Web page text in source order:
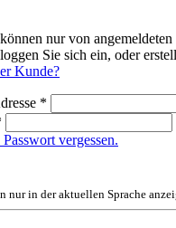
nur von angemeldeten
Sie sich ein, oder
Kunde?
*
vergessen.
nur in der aktuellen Sprache